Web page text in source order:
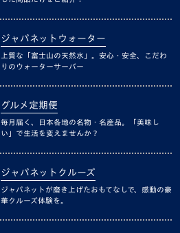
ジャパネットウォーター
上質な「富士山の天然水」。安心・安全、こだわ
りのウォーターサーバー
グルメ定期便
毎月届く、日本各地の名物・名産品。「美味し
い」で生活を変えませんか？
ジャパネットクルーズ
ジャパネットが磨き上げたおもてなしで、感動の豪
華クルーズ体験を。